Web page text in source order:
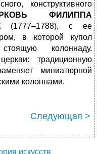
конструктивного
ФИЛИППА
(1777–1788), с ее
в которой купол
колоннаду.
традиционную
миниатюрной
колоннами.
Следующая >
искусств